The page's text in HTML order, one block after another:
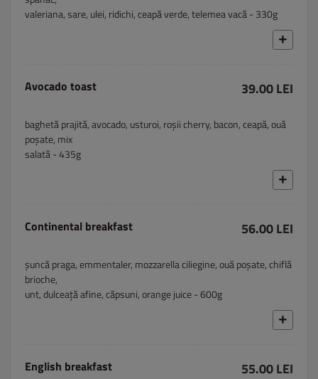
valeriana, sare, ulei, ridichi, ceapă verde, telemea vacă - 330g
Avocado toast 39.00 LEI
baghetă prajită, avocado, usturoi, roșii cherry, bacon, ceapă, ouă
poșate, mix
salată - 435g
Continental breakfast 56.00 LEI
șuncă praga, emmentaler, mozzarella ciliegine, ouă poșate, chiflă
brioche,
unt, dulceață afine, căpsuni, orange juice - 600g
English breakfast 55.00 LEI